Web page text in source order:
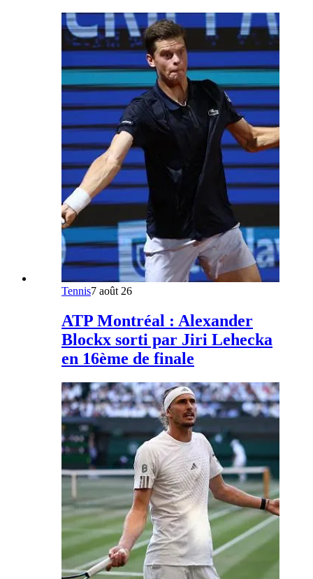
Tennis7 août 26
ATP Montréal : Alexander
Blockx sorti par Jiri Lehecka
en 16ème de finale